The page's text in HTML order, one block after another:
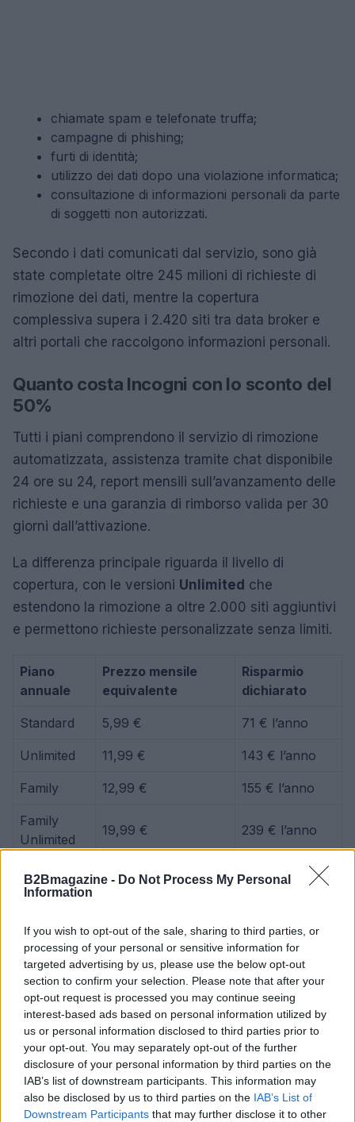
B2Bmagazine - Do Not Process My Personal
Information
If you wish to opt-out of the sale, sharing to third parties, or
processing of your personal or sensitive information for
targeted advertising by us, please use the below opt-out
section to confirm your selection. Please note that after your
opt-out request is processed you may continue seeing
interest-based ads based on personal information utilized by
us or personal information disclosed to third parties prior to
your opt-out. You may separately opt-out of the further
disclosure of your personal information by third parties on the
IAB’s list of downstream participants. This information may
also be disclosed by us to third parties on the IAB’s List of
Downstream Participants that may further disclose it to other
chiamate spam e telefonate truffa;
campagne di phishing;
furti di identità;
utilizzo dei dati dopo una violazione informatica;
consultazione di informazioni personali da parte
di soggetti non autorizzati.
Secondo i dati comunicati dal servizio, sono già
state completate oltre 245 milioni di richieste di
rimozione dei dati, mentre la copertura
complessiva supera i 2.420 siti tra data broker e
altri portali che raccolgono informazioni personali.
Quanto costa Incogni con lo sconto del
50%
Tutti i piani comprendono il servizio di rimozione
automatizzata, assistenza tramite chat disponibile
24 ore su 24, report mensili sull’avanzamento delle
richieste e una garanzia di rimborso valida per 30
giorni dall’attivazione.
La differenza principale riguarda il livello di
copertura, con le versioni Unlimited che
estendono la rimozione a oltre 2.000 siti aggiuntivi
e permettono richieste personalizzate senza limiti.
Piano
annuale
Prezzo mensile
equivalente
Risparmio
dichiarato
Standard 5,99 € 71 € l’anno
Unlimited 11,99 € 143 € l’anno
Family 12,99 € 155 € l’anno
Family
Unlimited
19,99 € 239 € l’anno
Con questa promozione, Incognioffre
privacy onlinea un costo ridotto, garantendo una
maggiore tranquillità e sicurezza contro le minacce
digitali.
AUTORE
Martina Marchesi
Martina Marchesi ha guidato la squadra che
ha coperto il piano urbanistico di Firenze,
sostenendo una linea editoriale basata